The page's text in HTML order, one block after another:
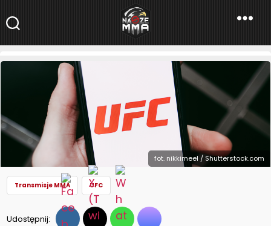
NaszeMMA
NaszeMMA.pl»Aktualności
Ruchała – Gomis: gdzie
oglądać? Transmisja za darmo z gali UFC Fight Night 258
fot. nikkimeel / Shutterstock.com
Transmisje MMA UFC
Udostępnij: